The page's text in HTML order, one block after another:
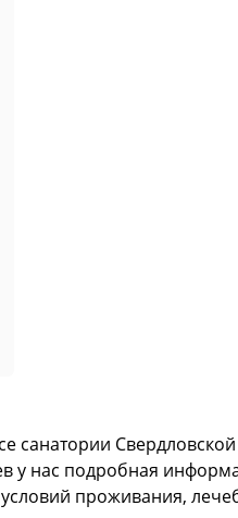
санатории
у нас подробная
проживания,